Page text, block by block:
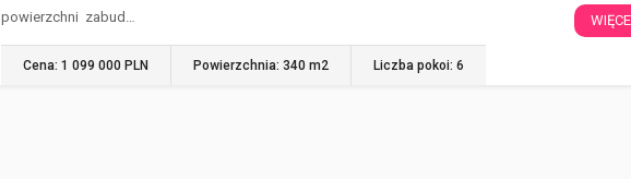
powierzchni zabud…
Cena: 1 099 000 PLN Powierzchnia: 340 m2 Liczba pokoi: 6